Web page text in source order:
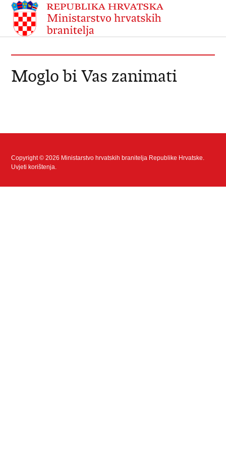
Moglo bi Vas zanimati
Copyright © 2026 Ministarstvo hrvatskih branitelja Republike Hrvatske.
Uvjeti korištenja.